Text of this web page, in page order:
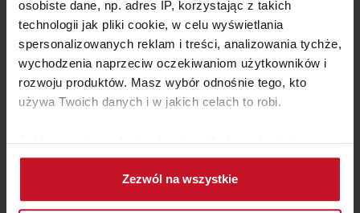
osobiste dane, np. adres IP, korzystając z takich
technologii jak pliki cookie, w celu wyświetlania
spersonalizowanych reklam i treści, analizowania tychże,
wychodzenia naprzeciw oczekiwaniom użytkowników i
rozwoju produktów. Masz wybór odnośnie tego, kto
używa Twoich danych i w jakich celach to robi.
Jeśli wyrazisz na to zgodę, chcielibyśmy również:
Gromadzić dane dotyczące Twojej lokalizacji
geograficznej z dokładnością nawet do kilku metrów
Identyfikować Twoje urządzenie, aktywnie
Zezwól na wszystkie
KRZESŁO WYPOCZYNKOWE
UBBERUP
ZAPYTAJ O CENĘ W SALONIE